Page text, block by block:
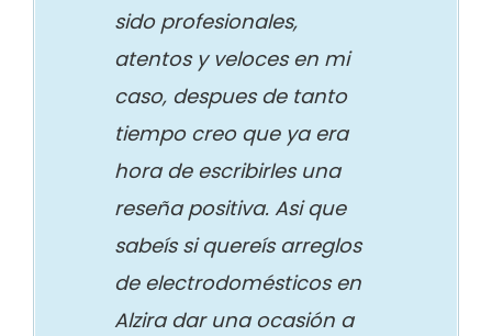
sido profesionales,
atentos y veloces en mi
caso, despues de tanto
tiempo creo que ya era
hora de escribirles una
reseña positiva. Asi que
sabeís si quereís arreglos
de electrodomésticos en
Alzira dar una ocasión a